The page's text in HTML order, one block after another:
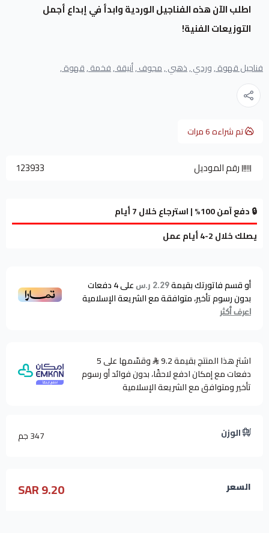
اطلب الآن هذه الفناجيل الوردية وابدأ في إبداع أجمل
التوزيعات الفنية!
فناجيل قهوة ,وردي ,ذهبي ,مجوف ,أنيقة ,فخمة ,قهوة ,
تم شراءه6مرات
رقم الموديل 123933
🔒 دفع آمن 100% | استرجاع خلال 7 أيام
يصلك خلال 2-4 أيام عمل
أو قسم فاتورتك بقيمة2.29 ر.س على4دفعات
بدون رسوم تأخير، متوافقة مع الشريعة الإسلامية
اعرف أكثر
اشترِ هذا المنتج بقيمة 9.2
وقسّمها على 5
دفعات مع إمكان ادفع لاحقًا، بدون فوائد أو رسوم
تأخير ومتوافق مع الشريعة الإسلامية
الوزن 347 جم
السعر 9.20 SAR